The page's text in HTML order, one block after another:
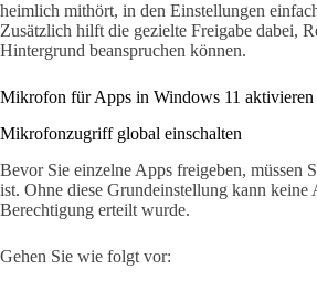
heimlich mithört, in den Einstellungen
Zusätzlich hilft die gezielte Freigabe dabei,
Hintergrund beanspruchen können.
Mikrofon für Apps in Windows 11
Mikrofonzugriff global einschalten
Bevor Sie einzelne Apps freigeben, müssen
ist. Ohne diese Grundeinstellung kann
Berechtigung erteilt wurde.
Gehen Sie wie folgt vor: